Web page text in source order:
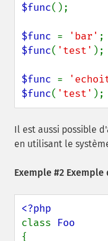
$func
$func = 'bar'
$func( 'test'
$func =
$func( 'test'
Il est aussi possible
en utilisant le
Exemple #2
class
{